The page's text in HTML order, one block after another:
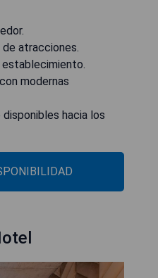
atracciones.
modernas
hacia los